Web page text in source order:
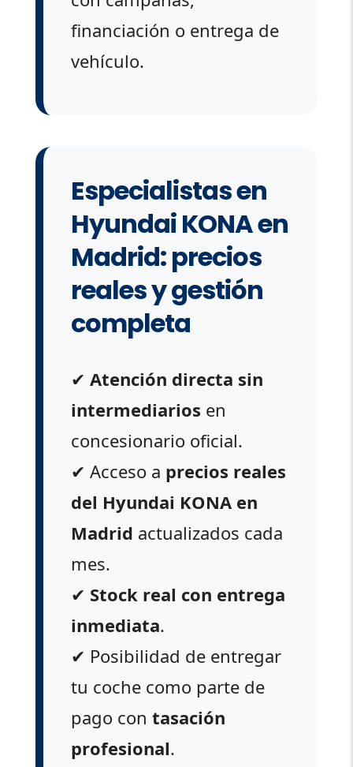
financiación o entrega de
vehículo.
Especialistas en
Hyundai KONA en
Madrid: precios
reales y gestión
completa
✔ Atención directa sin
intermediarios en
concesionario oficial.
✔ Acceso a precios reales
del Hyundai KONA en
Madrid actualizados cada
mes.
✔ Stock real con entrega
inmediata.
✔ Posibilidad de entregar
tu coche como parte de
pago con tasación
profesional.